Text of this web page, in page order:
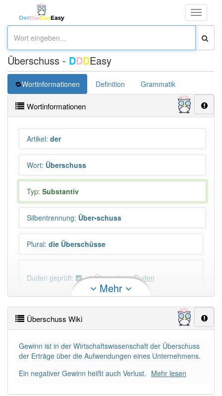
Toggle
Überschuss - DDDEasy
Wortinformationen Definition Grammatik
Wortinformationen
Artikel: der
Wort: Überschuss
Typ: Substantiv
Silbentrennung: Über•schuss
Plural: die Überschüsse
Duden geprüft: Überschuss Duden
PowerIndex:289
Häufigkeit: 6 von 10
Mehr
Überschuss Wiki
Gewinn ist in der Wirtschaftswissenschaft der Überschuss
der Erträge über die Aufwendungen eines Unternehmens.
Ein negativer Gewinn heißt auch Verlust. Mehr lesen